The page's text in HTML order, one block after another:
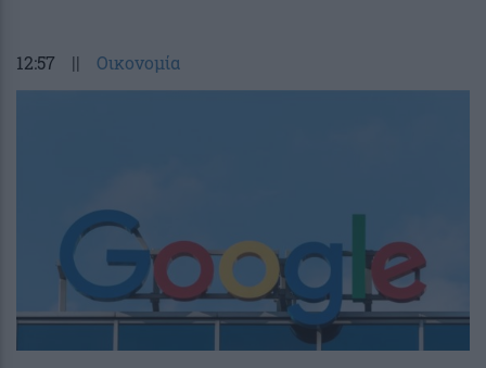
12:57 || Οικονομία